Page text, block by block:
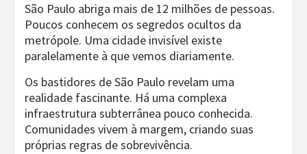
São Paulo abriga mais de 12 milhões de pessoas.
Poucos conhecem os segredos ocultos da
metrópole. Uma cidade invisível existe
paralelamente à que vemos diariamente.
Os bastidores de São Paulo revelam uma
realidade fascinante. Há uma complexa
infraestrutura subterrânea pouco conhecida.
Comunidades vivem à margem, criando suas
próprias regras de sobrevivência.